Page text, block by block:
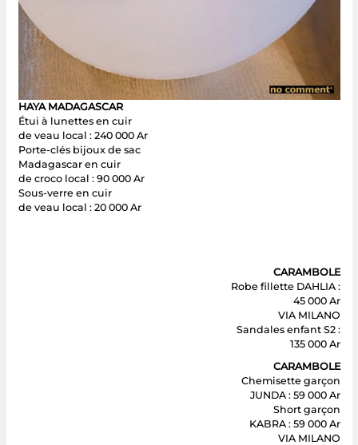
HAYA MADAGASCAR
Étui à lunettes en cuir
de veau local : 240 000 Ar
Porte-clés bijoux de sac
Madagascar en cuir
de croco local : 90 000 Ar
Sous-verre en cuir
de veau local : 20 000 Ar
CARAMBOLE
Robe fillette DAHLIA :
45 000 Ar
VIA MILANO
Sandales enfant S2 :
135 000 Ar
CARAMBOLE
Chemisette garçon
JUNDA : 59 000 Ar
Short garçon
KABRA : 59 000 Ar
VIA MILANO